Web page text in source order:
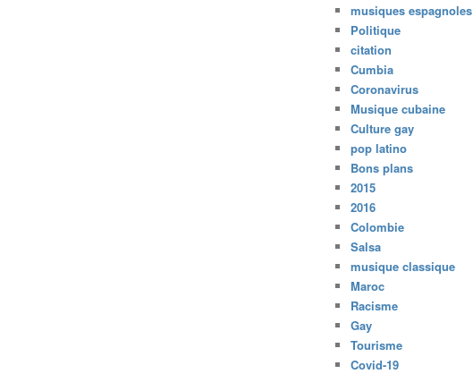
musiques espagnoles
Politique
citation
Cumbia
Coronavirus
Musique cubaine
Culture gay
pop latino
Bons plans
2015
2016
Colombie
Salsa
musique classique
Maroc
Racisme
Gay
Tourisme
Covid-19